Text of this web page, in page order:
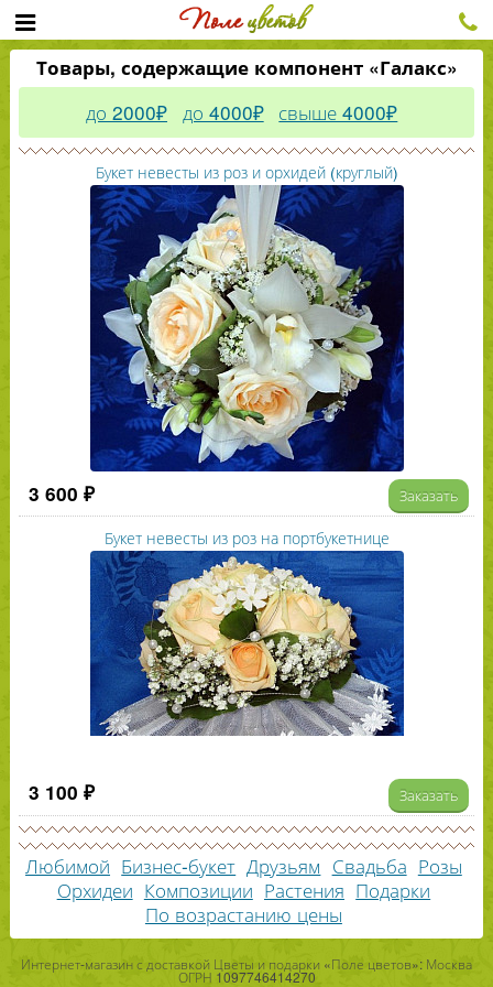
Товары, содержащие компонент «Галакс»
до 2000₽ до 4000₽ свыше 4000₽
Букет невесты из роз и орхидей (круглый)
3 600 ₽ Заказать
Букет невесты из роз на портбукетнице
3 100 ₽ Заказать
Любимой Бизнес-букет Друзьям Свадьба Розы
Орхидеи Композиции Растения Подарки
По возрастанию цены
Интернет-магазин с доставкой Цветы и подарки «Поле цветов»: Москва
ОГРН 1097746414270